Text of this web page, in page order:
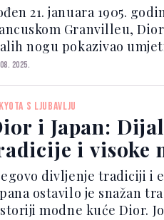
21. januara 1905.
Granvilleu,
nogu pokazivao
iako je njegova
diplomata. Srećom,
svoje srce i posvet...
2025.
S LJUBAVLJU
i Japan:
i visoke
divljenje tradiciji i
ostavilo je snažan
modne kuće Dior.